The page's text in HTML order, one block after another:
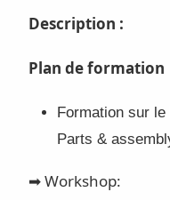
Description :
Plan de formation
Formation sur
Parts &
➡ Workshop: